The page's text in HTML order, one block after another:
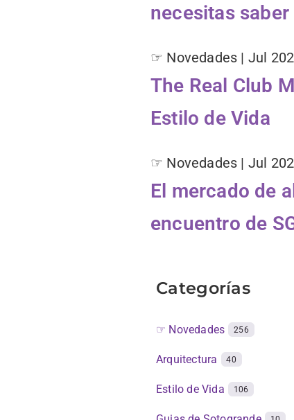
necesitas saber
☞ Novedades | Jul
The Real Club
Estilo de Vida
☞ Novedades | Jul
El mercado de
encuentro de
Categorías
☞ Novedades 256
Arquitectura 40
Estilo de Vida 106